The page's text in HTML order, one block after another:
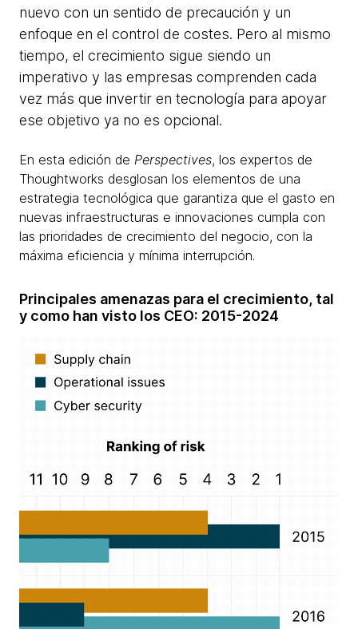
nuevo con un sentido de precaución y un
enfoque en el control de costes. Pero al mismo
tiempo, el crecimiento sigue siendo un
imperativo y las empresas comprenden cada
vez más que invertir en tecnología para apoyar
ese objetivo ya no es opcional.
En esta edición de Perspectives, los expertos de
Thoughtworks desglosan los elementos de una
estrategia tecnológica que garantiza que el gasto en
nuevas infraestructuras e innovaciones cumpla con
las prioridades de crecimiento del negocio, con la
máxima eficiencia y mínima interrupción.
Principales amenazas para el crecimiento, tal
y como han visto los CEO: 2015-2024